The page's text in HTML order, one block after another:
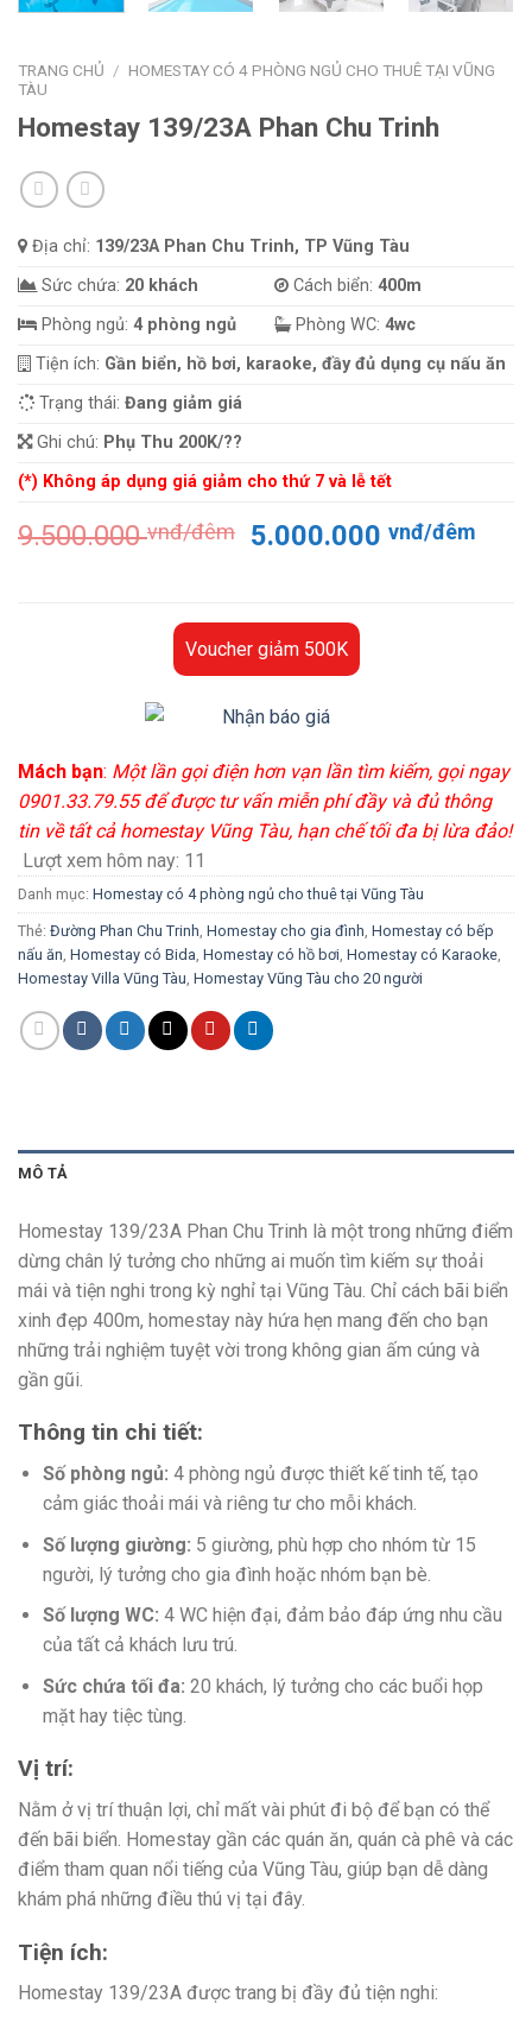
TRANG CHỦ / HOMESTAY CÓ 4 PHÒNG NGỦ CHO THUÊ TẠI VŨNG
TÀU
Homestay 139/23A Phan Chu Trinh
Địa chỉ: 139/23A Phan Chu Trinh, TP Vũng Tàu
Sức chứa: 20 khách Cách biển: 400m
Phòng ngủ: 4 phòng ngủ Phòng WC: 4wc
Tiện ích: Gần biển, hồ bơi, karaoke, đầy đủ dụng cụ nấu ăn
Trạng thái: Đang giảm giá
Ghi chú: Phụ Thu 200K/??
(*) Không áp dụng giá giảm cho thứ 7 và lễ tết
9.500.000vnđ/đêm
Giá
9.500.000 vnđ/
đêm.
5.000.000vnđ/đêm
Voucher giảm 500K
Mách bạn: Một lần gọi điện hơn vạn lần tìm kiếm, gọi ngay
0901.33.79.55 để được tư vấn miễn phí đầy và đủ thông
tin về tất cả homestay Vũng Tàu, hạn chế tối đa bị lừa đảo!
Lượt xem hôm nay: 11
Danh mục: Homestay có 4 phòng ngủ cho thuê tại Vũng Tàu
Thẻ: Đường Phan Chu Trinh Homestay cho gia đình Homestay có bếp
nấu ăn Homestay có Bida Homestay có hồ bơi Homestay có Karaoke
Homestay Villa Vũng Tàu Homestay Vũng Tàu cho 20 người
MÔ TẢ
Homestay 139/23A Phan Chu Trinh là một trong những điểm
dừng chân lý tưởng cho những ai muốn tìm kiếm sự thoải
mái và tiện nghi trong kỳ nghỉ tại Vũng Tàu. Chỉ cách bãi biển
xinh đẹp 400m, homestay này hứa hẹn mang đến cho bạn
những trải nghiệm tuyệt vời trong không gian ấm cúng và
gần gũi.
Thông tin chi tiết:
Số phòng ngủ: 4 phòng ngủ được thiết kế tinh tế, tạo
cảm giác thoải mái và riêng tư cho mỗi khách.
Số lượng giường: 5 giường, phù hợp cho nhóm từ 15
người, lý tưởng cho gia đình hoặc nhóm bạn bè.
Số lượng WC: 4 WC hiện đại, đảm bảo đáp ứng nhu cầu
của tất cả khách lưu trú.
Sức chứa tối đa: 20 khách, lý tưởng cho các buổi họp
mặt hay tiệc tùng.
Vị trí:
Nằm ở vị trí thuận lợi, chỉ mất vài phút đi bộ để bạn có thể
đến bãi biển. Homestay gần các quán ăn, quán cà phê và các
điểm tham quan nổi tiếng của Vũng Tàu, giúp bạn dễ dàng
khám phá những điều thú vị tại đây.
Tiện ích:
Homestay 139/23A được trang bị đầy đủ tiện nghi: